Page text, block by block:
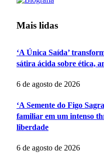
Mais lidas
‘A Única Saída’
sátira ácida sobre ética,
6 de agosto de 2026
‘A Semente do Figo
familiar em um intenso
liberdade
6 de agosto de 2026